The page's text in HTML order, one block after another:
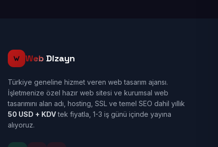
Web Dizayn
Türkiye geneline hizmet veren web tasarım ajansı.
İşletmenize özel hazır web sitesi ve kurumsal web
tasarımını alan adı, hosting, SSL ve temel SEO dahil yıllık
50 USD + KDVtek fiyatla, 1-3 iş günü içinde yayına
alıyoruz.